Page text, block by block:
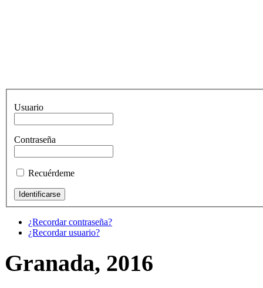
Usuario
Contraseña
Recuérdeme
¿Recordar contraseña?
¿Recordar usuario?
Granada, 2016